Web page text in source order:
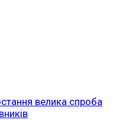
велика спроба